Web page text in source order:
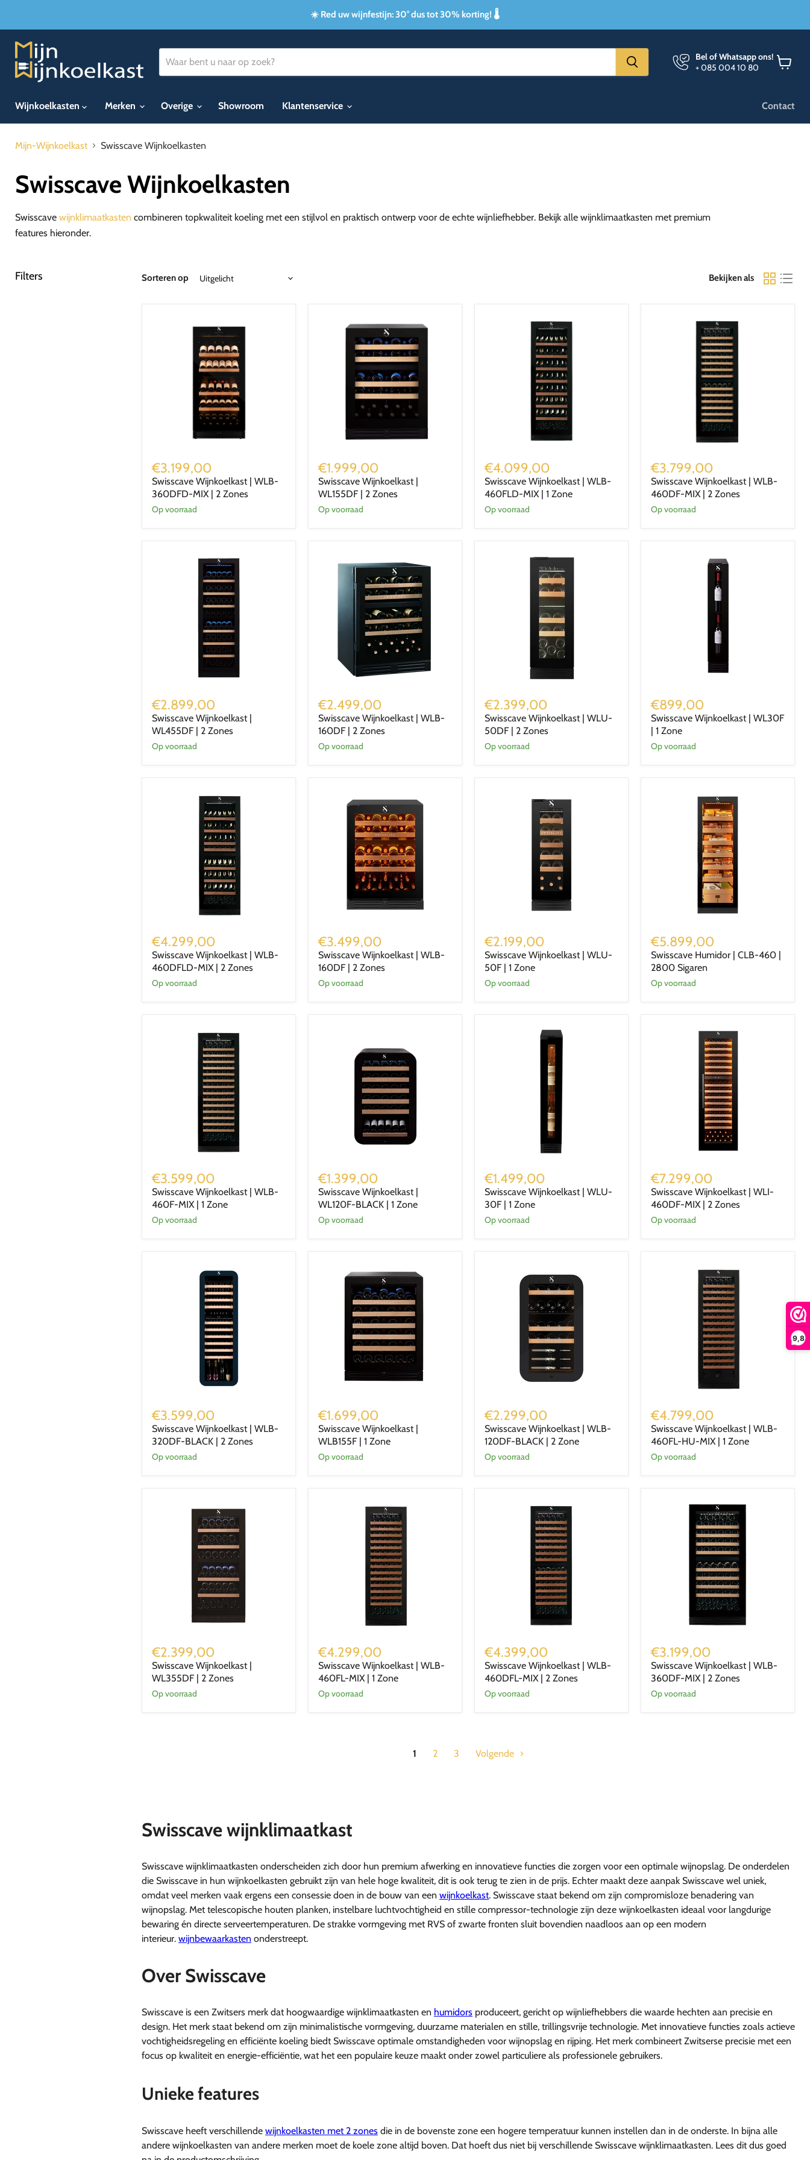
9,8
☀️ Red uw wijnfestijn: 30° dus tot 30% korting! 🌡️
Bel of Whatsapp ons!
+ 085 004 10 80
Wijnkoelkasten
Merken Overige Showroom Klantenservice Contact
Mijn-Wijnkoelkast Swisscave Wijnkoelkasten
Swisscave Wijnkoelkasten
Swisscave wijnklimaatkasten combineren topkwaliteit koeling met een stijlvol en praktisch ontwerp voor de echte wijnliefhebber. Bekijk alle wijnklimaatkasten met premium
features hieronder.
Filters Sorteren op Bekijken als
Wijnkoelkast
|
WLB-
360DFD-
MIX
€3.199,00
Swisscave Wijnkoelkast | WLB-
360DFD-MIX | 2 Zones
Op voorraad
Wijnkoelkast
|
WL155DF
|
2
Zones
€1.999,00
Swisscave Wijnkoelkast |
WL155DF | 2 Zones
Op voorraad
Wijnkoelkast
|
WLB-
460FLD-
MIX
€4.099,00
Swisscave Wijnkoelkast | WLB-
460FLD-MIX | 1 Zone
Op voorraad
Wijnkoelkast
|
WLB-
460DF-
MIX
€3.799,00
Swisscave Wijnkoelkast | WLB-
460DF-MIX | 2 Zones
Op voorraad
Wijnkoelkast
|
WL455DF
|
2
Zones
€2.899,00
Swisscave Wijnkoelkast |
WL455DF | 2 Zones
Op voorraad
Wijnkoelkast
|
WLB-
160DF
|
€2.499,00
Swisscave Wijnkoelkast | WLB-
160DF | 2 Zones
Op voorraad
Wijnkoelkast
|
WLU-
50DF
|
€2.399,00
Swisscave Wijnkoelkast | WLU-
50DF | 2 Zones
Op voorraad
Wijnkoelkast
|
WL30F
1
Zone
€899,00
Swisscave Wijnkoelkast | WL30F
| 1 Zone
Op voorraad
Wijnkoelkast
|
WLB-
460DFLD-
MIX
€4.299,00
Swisscave Wijnkoelkast | WLB-
460DFLD-MIX | 2 Zones
Op voorraad
Wijnkoelkast
|
WLB-
160DF
|
€3.499,00
Swisscave Wijnkoelkast | WLB-
160DF | 2 Zones
Op voorraad
Wijnkoelkast
|
WLU-
50F
|
€2.199,00
Swisscave Wijnkoelkast | WLU-
50F | 1 Zone
Op voorraad
Humidor
|
CLB-
460
|
2800
€5.899,00
Swisscave Humidor | CLB-460 |
2800 Sigaren
Op voorraad
Wijnkoelkast
|
WLB-
460F-
MIX
€3.599,00
Swisscave Wijnkoelkast | WLB-
460F-MIX | 1 Zone
Op voorraad
Wijnkoelkast
|
WL120F-
BLACK
|
€1.399,00
Swisscave Wijnkoelkast |
WL120F-BLACK | 1 Zone
Op voorraad
Wijnkoelkast
|
WLU-
30F
|
€1.499,00
Swisscave Wijnkoelkast | WLU-
30F | 1 Zone
Op voorraad
Wijnkoelkast
|
WLI-
460DF-
MIX
€7.299,00
Swisscave Wijnkoelkast | WLI-
460DF-MIX | 2 Zones
Op voorraad
Wijnkoelkast
|
WLB-
320DF-
BLACK
€3.599,00
Swisscave Wijnkoelkast | WLB-
320DF-BLACK | 2 Zones
Op voorraad
Wijnkoelkast
|
WLB155F
|
1
Zone
€1.699,00
Swisscave Wijnkoelkast |
WLB155F | 1 Zone
Op voorraad
Wijnkoelkast
|
WLB-
120DF-
BLACK
€2.299,00
Swisscave Wijnkoelkast | WLB-
120DF-BLACK | 2 Zone
Op voorraad
Wijnkoelkast
|
WLB-
460FL-
HU-
MIX
€4.799,00
Swisscave Wijnkoelkast | WLB-
460FL-HU-MIX | 1 Zone
Op voorraad
Wijnkoelkast
|
WL355DF
|
2
Zones
€2.399,00
Swisscave Wijnkoelkast |
WL355DF | 2 Zones
Op voorraad
Wijnkoelkast
|
WLB-
460FL-
MIX
€4.299,00
Swisscave Wijnkoelkast | WLB-
460FL-MIX | 1 Zone
Op voorraad
Wijnkoelkast
|
WLB-
460DFL-
MIX
€4.399,00
Swisscave Wijnkoelkast | WLB-
460DFL-MIX | 2 Zones
Op voorraad
Wijnkoelkast
|
WLB-
360DF-
MIX
€3.199,00
Swisscave Wijnkoelkast | WLB-
360DF-MIX | 2 Zones
Op voorraad
1 2 3 Volgende
Swisscave wijnklimaatkast
Swisscave wijnklimaatkasten onderscheiden zich door hun premium afwerking en innovatieve functies die zorgen voor een optimale wijnopslag. De onderdelen
die Swisscave in hun wijnkoelkasten gebruikt zijn van hele hoge kwaliteit, dit is ook terug te zien in de prijs. Echter maakt deze aanpak Swisscave wel uniek,
omdat veel merken vaak ergens een consessie doen in de bouw van een wijnkoelkast. Swisscave staat bekend om zijn compromisloze benadering van
wijnopslag. Met telescopische houten planken, instelbare luchtvochtigheid en stille compressor-technologie zijn deze wijnkoelkasten ideaal voor langdurige
bewaring én directe serveertemperaturen. De strakke vormgeving met RVS of zwarte fronten sluit bovendien naadloos aan op een modern
interieur. wijnbewaarkasten onderstreept.
Over Swisscave
Swisscave is een Zwitsers merk dat hoogwaardige wijnklimaatkasten en humidors produceert, gericht op wijnliefhebbers die waarde hechten aan precisie en
design. Het merk staat bekend om zijn minimalistische vormgeving, duurzame materialen en stille, trillingsvrije technologie. Met innovatieve functies zoals actieve
vochtigheidsregeling en efficiënte koeling biedt Swisscave optimale omstandigheden voor wijnopslag en rijping. Het merk combineert Zwitserse precisie met een
focus op kwaliteit en energie-efficiëntie, wat het een populaire keuze maakt onder zowel particuliere als professionele gebruikers.
Unieke features
Swisscave heeft verschillende wijnkoelkasten met 2 zones die in de bovenste zone een hogere temperatuur kunnen instellen dan in de onderste. In bijna alle
andere wijnkoelkasten van andere merken moet de koele zone altijd boven. Dat hoeft dus niet bij verschillende Swisscave wijnklimaatkasten. Lees dit dus goed